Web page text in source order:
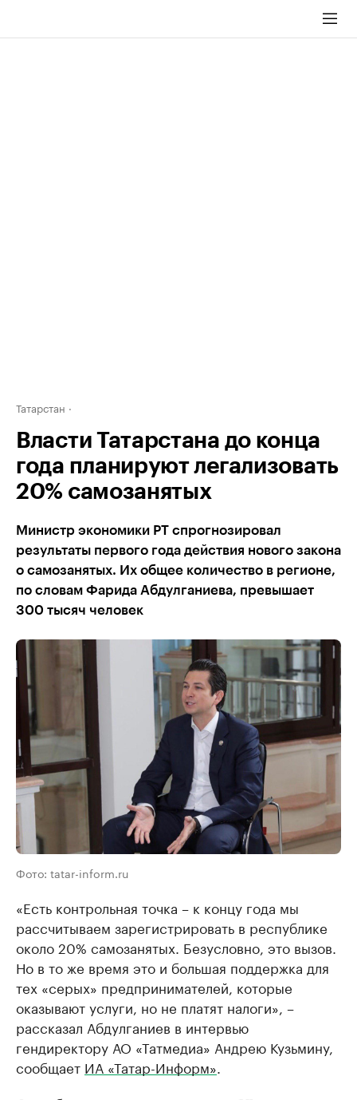
Татарстан
Власти Татарстана до конца
года планируют легализовать
20% самозанятых
Министр экономики РТ спрогнозировал
результаты первого года действия нового закона
о самозанятых. Их общее количество в регионе,
по словам Фарида Абдулганиева, превышает
300 тысяч человек
Фото: tatar-inform.ru
«Есть контрольная точка – к концу года мы
рассчитываем зарегистрировать в республике
около 20% самозанятых. Безусловно, это вызов.
Но в то же время это и большая поддержка для
тех «серых» предпринимателей, которые
оказывают услуги, но не платят налоги», –
рассказал Абдулганиев в интервью
гендиректору АО «Татмедиа» Андрею Кузьмину,
сообщает ИА «Татар-Информ»